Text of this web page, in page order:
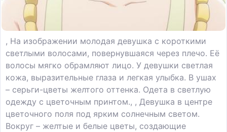
, На изображении молодая девушка с короткими
светлыми волосами, повернувшаяся через плечо. Её
волосы мягко обрамляют лицо. У девушки светлая
кожа, выразительные глаза и легкая улыбка. В ушах
– серьги-цветы желтого оттенка. Одета в светлую
одежду с цветочным принтом., , Девушка в центре
цветочного поля под ярким солнечным светом.
Вокруг – желтые и белые цветы, создающие